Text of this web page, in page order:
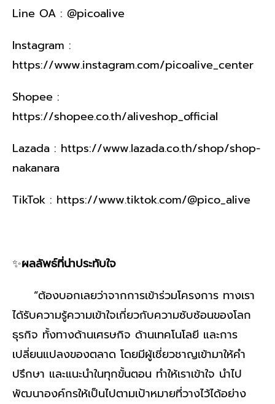
Line OA : @picoalive
Instagram :
https://www.instagram.com/picoalive_center
Shopee :
https://shopee.co.th/aliveshop_official
Lazada : https://www.lazada.co.th/shop/shop-
nakanara
TikTok : https://www.tiktok.com/@pico_alive
✨ผลลัพธ์ที่น่าประทับใจ
“ต้องบอกเลยว่าจากการเข้าร่วมโครงการ ทางเรา
ได้รับความรู้ความเข้าใจเกี่ยวกับความซับซ้อนของโลก
ธุรกิจ ทั้งทางด้านเศรษกิจ ด้านเทคโนโลยี และการ
เปลี่ยนแปลงของตลาด โดยมีผู้เชี่ยวชาญเข้ามาให้คำ
ปรึกษา และแนะนำในทุกขั้นตอน ทำให้เราเข้าใจ นำไป
พัฒนาองค์กรให้เป็นไปตามเป้าหมายที่วางไว้ได้อย่าง